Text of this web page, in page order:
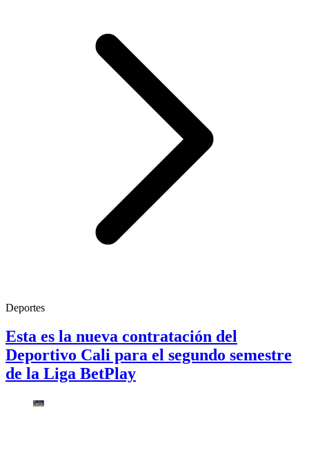
Deportes
Esta es la nueva contratación del
Deportivo Cali para el segundo semestre
de la Liga BetPlay